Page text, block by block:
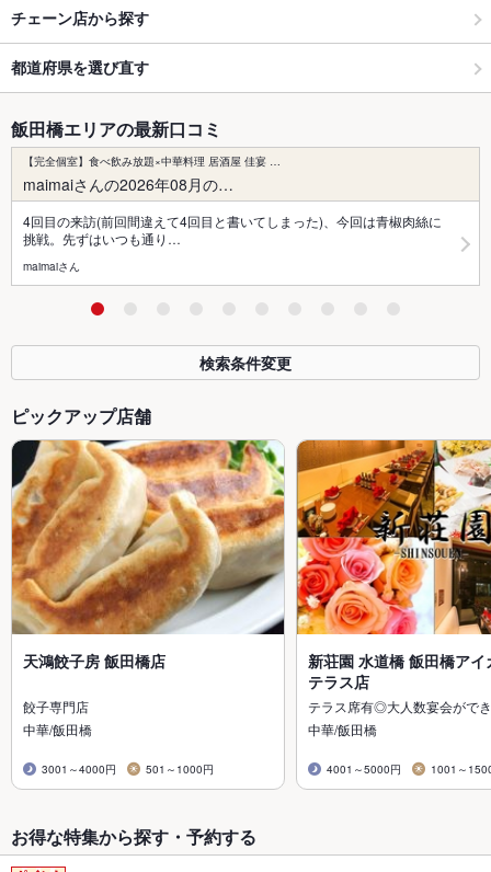
チェーン店から探す
都道府県を選び直す
飯田橋エリアの最新口コミ
【完全個室】食べ飲み放題×中華料理 居酒屋 佳宴 …
maimaiさんの2026年08月の…
4回目の来訪(前回間違えて4回目と書いてしまった)、今回は青椒肉絲に
挑戦。先ずはいつも通り…
maimaiさん
検索条件変更
ピックアップ店舗
天鴻餃子房 飯田橋店
餃子専門店
中華/飯田橋
3001～4000円 501～1000円
新荘園 水道橋 飯田橋アイ
テラス店
テラス席有◎大人数宴会がで
中華/飯田橋
4001～5000円 1001～
お得な特集から探す・予約する